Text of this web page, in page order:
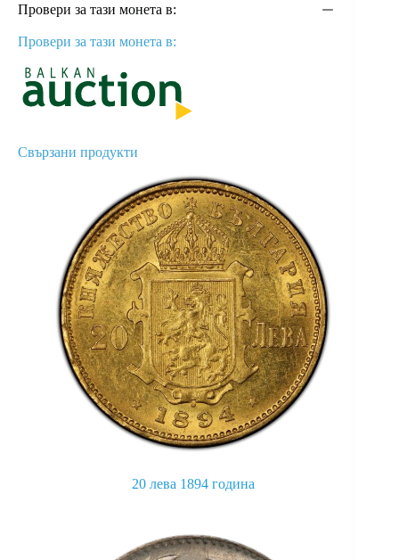
Провери за тази монета в:
Провери за тази монета в:
Свързани продукти
20 лева 1894 година
has
multiple